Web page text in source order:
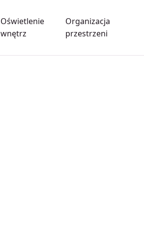
Oświetlenie
wnętrz
Organizacja
przestrzeni